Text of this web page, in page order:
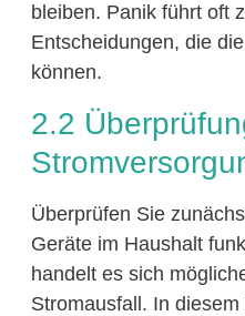
bleiben. Panik führt oft
Entscheidungen, die
können.
2.2
Überprüfen Sie
Geräte im Haushalt
handelt es sich
Stromausfall. In